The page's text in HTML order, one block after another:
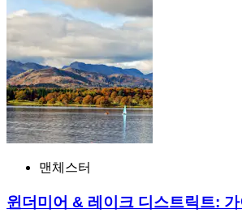
맨체스터
윈더미어 & 레이크 디스트릭트: 가